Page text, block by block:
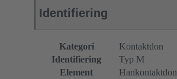
Identifiering
Kategori
Kontaktdon
Identifiering
Typ M
Element
Hankontaktdon